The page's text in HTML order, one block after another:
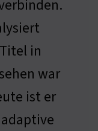
in
war
ist er